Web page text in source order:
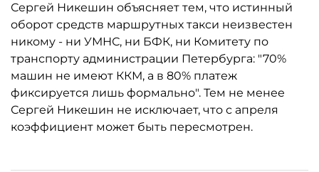
Сергей Никешин объясняет тем, что истинный
оборот средств маршрутных такси неизвестен
никому - ни УМНС, ни БФК, ни Комитету по
транспорту администрации Петербурга: "70%
машин не имеют ККМ, а в 80% платеж
фиксируется лишь формально". Тем не менее
Сергей Никешин не исключает, что с апреля
коэффициент может быть пересмотрен.